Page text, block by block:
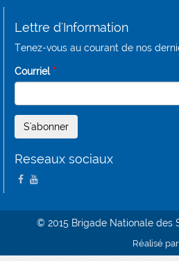
Lettre d'Information
Tenez-vous au courant de nos
Courriel *
Reseaux sociaux
(link is external)
© 2015 Brigade Nationale des
Réalisé par